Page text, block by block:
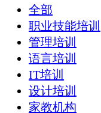
全部
职业技能培训
管理培训
语言培训
IT培训
设计培训
家教机构